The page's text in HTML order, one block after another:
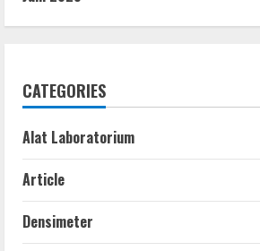
CATEGORIES
Alat Laboratorium
Article
Densimeter